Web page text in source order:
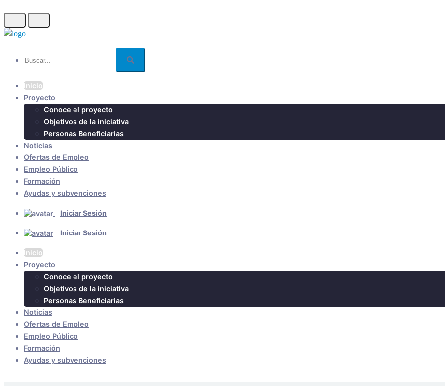
main
Inicio
Proyecto
Conoce el proyecto
Objetivos de la iniciativa
Personas Beneficiarias
Noticias
Ofertas de Empleo
Empleo Público
Formación
Ayudas y subvenciones
Iniciar Sesión
Iniciar Sesión
Inicio
Proyecto
Conoce el proyecto
Objetivos de la iniciativa
Personas Beneficiarias
Noticias
Ofertas de Empleo
Empleo Público
Formación
Ayudas y subvenciones